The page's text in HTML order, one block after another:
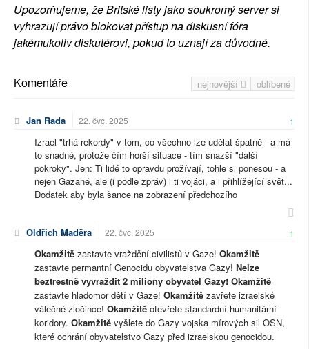
Upozorňujeme, že Britské listy jako soukromý server si
vyhrazují právo blokovat přístup na diskusní fóra
jakémukoliv diskutérovi, pokud to uznají za důvodné.
nejnovější oblíbené
Komentáře
Jan Rada 22. čvc. 2025 1
Izrael "trhá rekordy" v tom, co všechno lze udělat špatně - a má
to snadné, protože čím horší situace - tím snazší "další
pokroky". Jen: Ti lidé to opravdu prožívají, tohle si ponesou - a
nejen Gazané, ale (i podle zpráv) i ti vojáci, a i přihlížející svět...
Dodatek aby byla šance na zobrazení předchozího
Oldřich Maděra 22. čvc. 2025 1
Okamžitě zastavte vraždění civilistů v Gaze! Okamžitě
zastavte permantní Genocidu obyvatelstva Gazy! Nelze
beztrestně vyvraždit 2 miliony obyvatel Gazy! Okamžitě
zastavte hladomor dětí v Gaze! Okamžitě zavřete izraelské
válečné zločince! Okamžitě otevřete standardní humanitární
koridory. Okamžitě vyšlete do Gazy vojska mírových sil OSN,
které ochrání obyvatelstvo Gazy před izraelskou genocidou.